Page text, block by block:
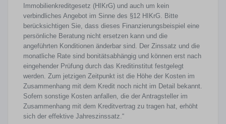
Immobilienkreditgesetz (HIKrG) und auch um kein
verbindliches Angebot im Sinne des §12 HIKrG. Bitte
berücksichtigen Sie, dass dieses Finanzierungsbeispiel eine
persönliche Beratung nicht ersetzen kann und die
angeführten Konditionen änderbar sind. Der Zinssatz und die
monatliche Rate sind bonitätsabhängig und können erst nach
eingehender Prüfung durch das Kreditinstitut festgelegt
werden. Zum jetzigen Zeitpunkt ist die Höhe der Kosten im
Zusammenhang mit dem Kredit noch nicht im Detail bekannt.
Sofern sonstige Kosten anfallen, die der Antragsteller im
Zusammenhang mit dem Kreditvertrag zu tragen hat, erhöht
sich der effektive Jahreszinssatz.“